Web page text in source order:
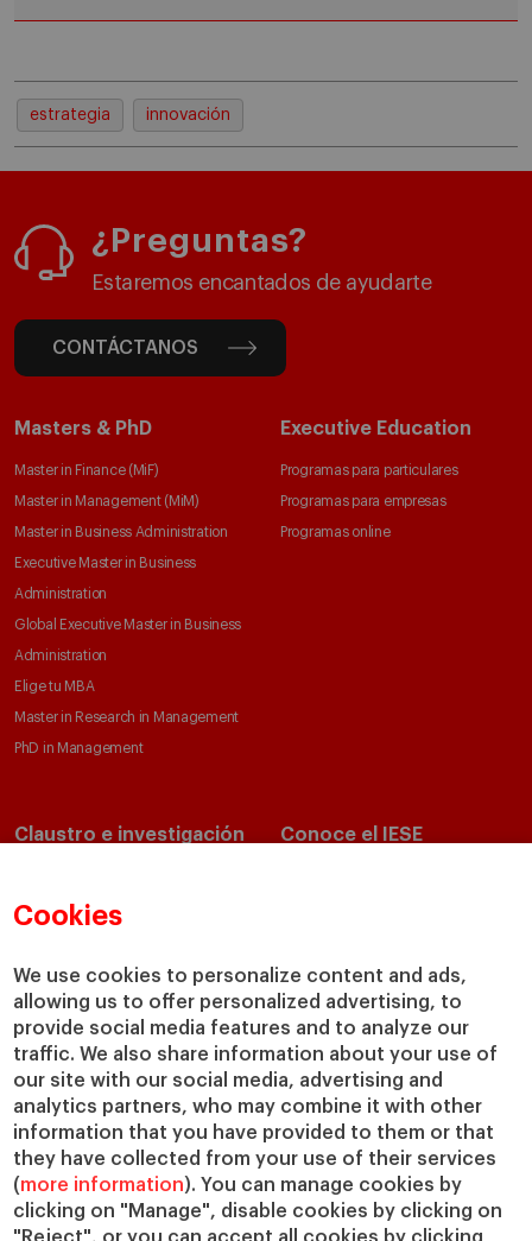
Cookies
We use cookies to personalize content and ads,
allowing us to offer personalized advertising, to
provide social media features and to analyze our
traffic. We also share information about your use of
our site with our social media, advertising and
analytics partners, who may combine it with other
information that you have provided to them or that
they have collected from your use of their services
(more information). You can manage cookies by
clicking on "Manage", disable cookies by clicking on
estrategia innovación
¿Preguntas?
Estaremos encantados de ayudarte
CONTÁCTANOS
Masters & PhD
Master in Finance (MiF)
Master in Management (MiM)
Master in Business Administration
Executive Master in Business
Administration
Global Executive Master in Business
Administration
Elige tu MBA
Master in Research in Management
PhD in Management
Executive Education
Programas para particulares
Programas para empresas
Programas online
Claustro e investigación
Departamentos académicos
Cátedras
IESE Insight
IESE Publishing
Conoce el IESE
Nuestro impacto
Colabora con el IESE
Servicios
Biblioteca
Canal de Compliance
Capellanía
IESE Shop
Jobs @IESE